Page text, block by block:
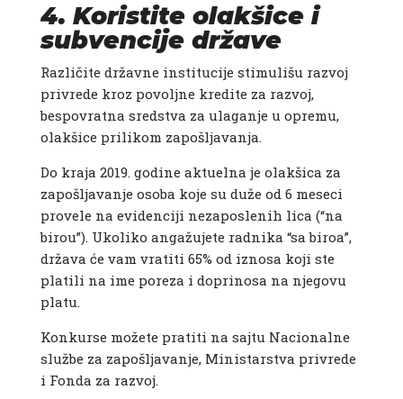
4. Koristite olakšice i
subvencije države
Različite državne institucije stimulišu razvoj
privrede kroz povoljne kredite za razvoj,
bespovratna sredstva za ulaganje u opremu,
olakšice prilikom zapošljavanja.
Do kraja 2019. godine aktuelna je olakšica za
zapošljavanje osoba koje su duže od 6 meseci
provele na evidenciji nezaposlenih lica (“na
birou”). Ukoliko angažujete radnika “sa biroa”,
država će vam vratiti 65% od iznosa koji ste
platili na ime poreza i doprinosa na njegovu
platu.
Konkurse možete pratiti na sajtu Nacionalne
službe za zapošljavanje, Ministarstva privrede
i Fonda za razvoj.